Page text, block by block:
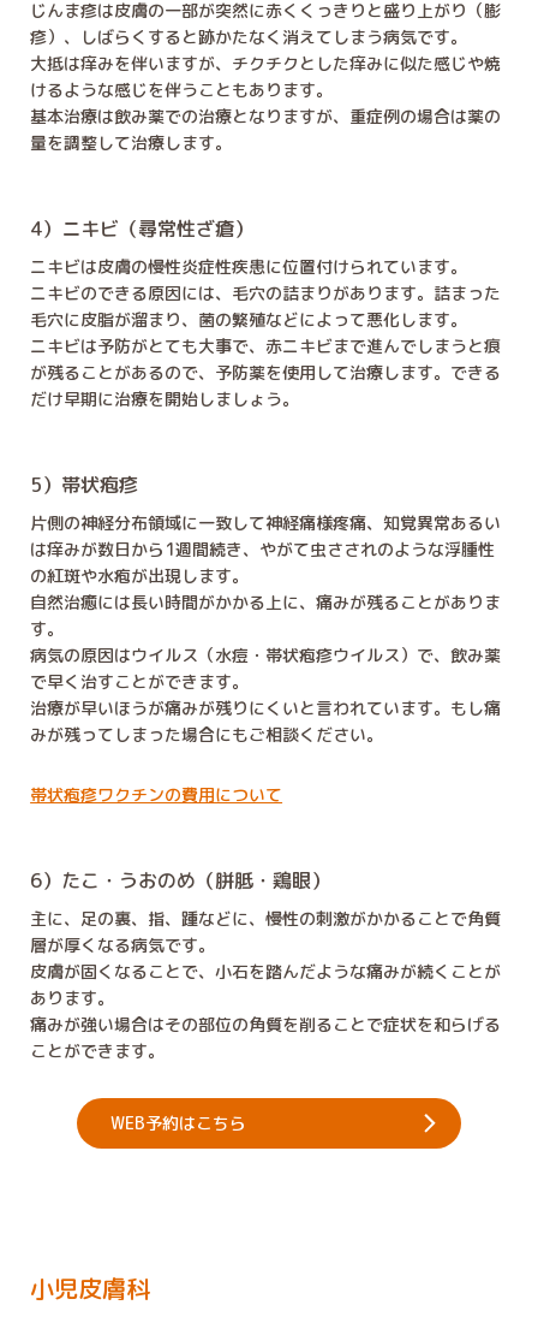
じんま疹は皮膚の一部が突然に赤くくっきりと盛り上がり（膨
疹）、しばらくすると跡かたなく消えてしまう病気です。
大抵は痒みを伴いますが、チクチクとした痒みに似た感じや焼
けるような感じを伴うこともあります。
基本治療は飲み薬での治療となりますが、重症例の場合は薬の
量を調整して治療します。
4）ニキビ（尋常性ざ瘡）
ニキビは皮膚の慢性炎症性疾患に位置付けられています。
ニキビのできる原因には、毛穴の詰まりがあります。詰まった
毛穴に皮脂が溜まり、菌の繁殖などによって悪化します。
ニキビは予防がとても大事で、赤ニキビまで進んでしまうと痕
が残ることがあるので、予防薬を使用して治療します。できる
だけ早期に治療を開始しましょう。
5）帯状疱疹
片側の神経分布領域に一致して神経痛様疼痛、知覚異常あるい
は痒みが数日から1週間続き、やがて虫さされのような浮腫性
の紅斑や水疱が出現します。
自然治癒には長い時間がかかる上に、痛みが残ることがありま
す。
病気の原因はウイルス（水痘・帯状疱疹ウイルス）で、飲み薬
で早く治すことができます。
治療が早いほうが痛みが残りにくいと言われています。もし痛
みが残ってしまった場合にもご相談ください。
帯状疱疹ワクチンの費用について
6）たこ・うおのめ（胼胝・鶏眼）
主に、足の裏、指、踵などに、慢性の刺激がかかることで角質
層が厚くなる病気です。
皮膚が固くなることで、小石を踏んだような痛みが続くことが
あります。
痛みが強い場合はその部位の角質を削ることで症状を和らげる
ことができます。
WEB予約はこちら
小児皮膚科